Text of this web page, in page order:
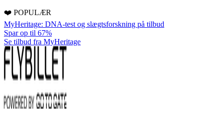
❤️ POPULÆR
MyHeritage: DNA-test og slægtsforskning på tilbud
Spar op til 67%
Se tilbud fra MyHeritage